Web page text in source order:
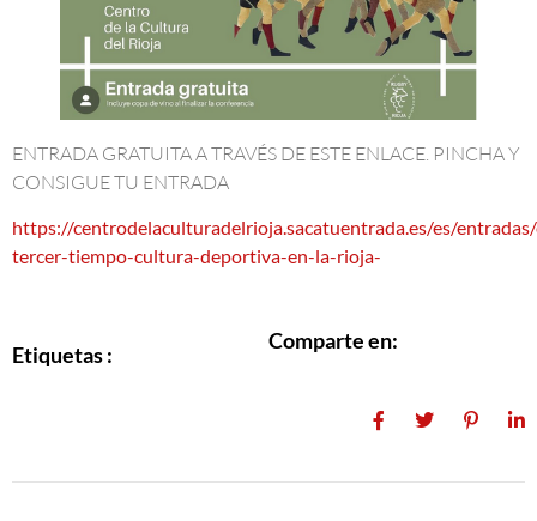
ENTRADA GRATUITA A TRAVÉS DE ESTE ENLACE. PINCHA Y
CONSIGUE TU ENTRADA
https://centrodelaculturadelrioja.sacatuentrada.es/es/
tercer-tiempo-cultura-deportiva-en-la-rioja-
Etiquetas :
Comparte en: